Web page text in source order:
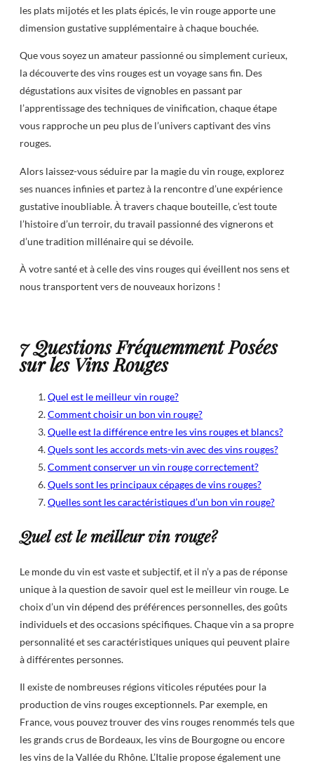
les plats mijotés et les plats épicés, le vin rouge apporte une
dimension gustative supplémentaire à chaque bouchée.
Que vous soyez un amateur passionné ou simplement curieux,
la découverte des vins rouges est un voyage sans fin. Des
dégustations aux visites de vignobles en passant par
l’apprentissage des techniques de vinification, chaque étape
vous rapproche un peu plus de l’univers captivant des vins
rouges.
Alors laissez-vous séduire par la magie du vin rouge, explorez
ses nuances infinies et partez à la rencontre d’une expérience
gustative inoubliable. À travers chaque bouteille, c’est toute
l’histoire d’un terroir, du travail passionné des vignerons et
d’une tradition millénaire qui se dévoile.
À votre santé et à celle des vins rouges qui éveillent nos sens et
nous transportent vers de nouveaux horizons !
7 Questions Fréquemment Posées
sur les Vins Rouges
Quel est le meilleur vin rouge?
Comment choisir un bon vin rouge?
Quelle est la différence entre les vins rouges et blancs?
Quels sont les accords mets-vin avec des vins rouges?
Comment conserver un vin rouge correctement?
Quels sont les principaux cépages de vins rouges?
Quelles sont les caractéristiques d’un bon vin rouge?
Quel est le meilleur vin rouge?
Le monde du vin est vaste et subjectif, et il n’y a pas de réponse
unique à la question de savoir quel est le meilleur vin rouge. Le
choix d’un vin dépend des préférences personnelles, des goûts
individuels et des occasions spécifiques. Chaque vin a sa propre
personnalité et ses caractéristiques uniques qui peuvent plaire
à différentes personnes.
Il existe de nombreuses régions viticoles réputées pour la
production de vins rouges exceptionnels. Par exemple, en
France, vous pouvez trouver des vins rouges renommés tels que
les grands crus de Bordeaux, les vins de Bourgogne ou encore
les vins de la Vallée du Rhône. L’Italie propose également une